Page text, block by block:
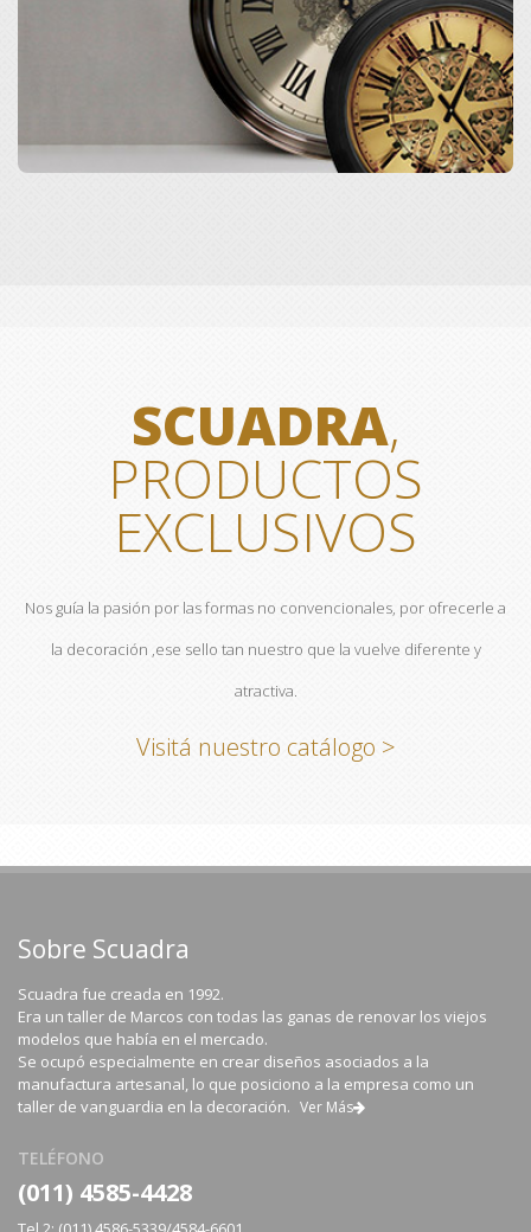
SCUADRA,
PRODUCTOS
EXCLUSIVOS
Nos guía la pasión por las formas no convencionales, por ofrecerle a
la decoración ,ese sello tan nuestro que la vuelve diferente y
atractiva.
Visitá nuestro catálogo >
Sobre Scuadra
Scuadra fue creada en 1992.
Era un taller de Marcos con todas las ganas de renovar los viejos
modelos que había en el mercado.
Se ocupó especialmente en crear diseños asociados a la
manufactura artesanal, lo que posiciono a la empresa como un
taller de vanguardia en la decoración. Ver Más
TELÉFONO
(011) 4585-4428